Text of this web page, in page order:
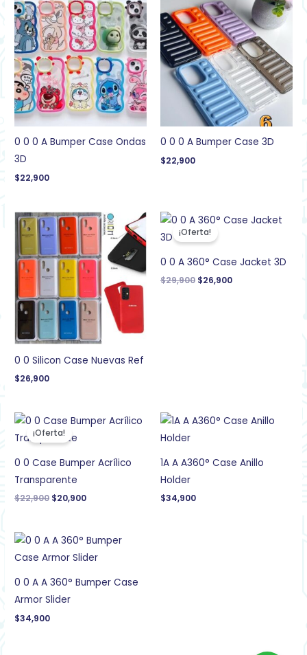
0 0 0 A Bumper Case Ondas
3D
$22,900
0 0 0 A Bumper Case 3D
$22,900
0 0 Silicon Case Nuevas Ref
$26,900
¡Oferta!
0 0 A 360° Case Jacket 3D
$29,900
El
precio
original
$29,900.
$26,900
El
precio
$26,900.
¡Oferta!
0 0 Case Bumper Acrílico
Transparente
$22,900
El
precio
original
$22,900.
$20,900
El
precio
$20,900.
1A A A360° Case Anillo
Holder
$34,900
0 0 A A 360° Bumper Case
Armor Slider
$34,900